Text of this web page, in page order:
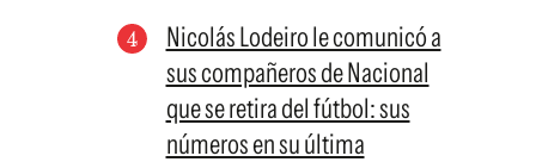
Nicolás Lodeiro le comunicó a
sus compañeros de Nacional
que se retira del fútbol: sus
números en su última